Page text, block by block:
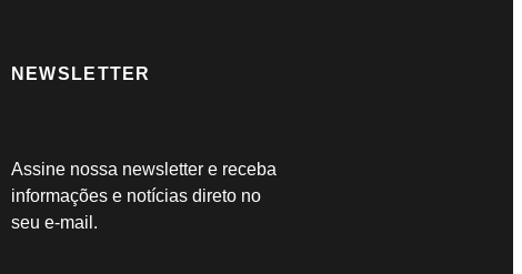
NEWSLETTER
Assine nossa newsletter e receba
informações e notícias direto no
seu e-mail.